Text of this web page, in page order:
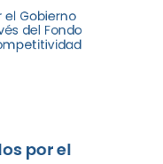
de
la salud
Gobierno
del Fondo
por el